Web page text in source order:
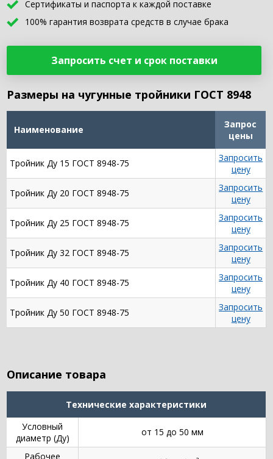
Сертификаты и паспорта к каждой поставке
100% гарантия возврата средств в случае брака
Запросить счет и срок поставки
Размеры на чугунные тройники ГОСТ 8948
Наименование
Запрос
цены
Тройник Ду 15 ГОСТ 8948-75
Запросить
цену
Тройник Ду 20 ГОСТ 8948-75
Запросить
цену
Тройник Ду 25 ГОСТ 8948-75
Запросить
цену
Тройник Ду 32 ГОСТ 8948-75
Запросить
цену
Тройник Ду 40 ГОСТ 8948-75
Запросить
цену
Тройник Ду 50 ГОСТ 8948-75
Запросить
цену
Описание товара
Технические характеристики
Условный
диаметр (Ду)
от 15 до 50 мм
Рабочее